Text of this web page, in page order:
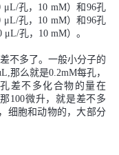
孔，10 mM）和96孔
孔，10 mM）和96孔
孔，10 mM）。
不多了。一般小分子的
那么就是0.2mM每孔，
差不多化合物的量在
100微升，就是差不多
细胞和动物的，大部分